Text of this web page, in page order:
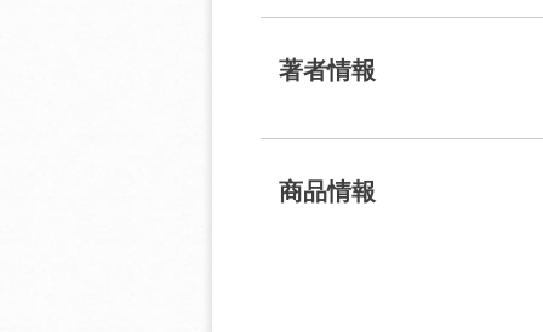
著者情報
商品情報